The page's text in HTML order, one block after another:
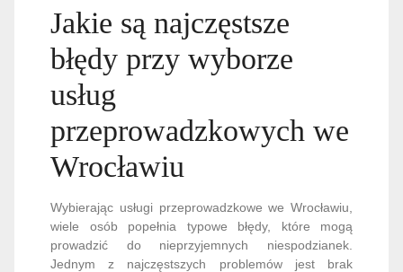
Jakie są najczęstsze
błędy przy wyborze
usług
przeprowadzkowych we
Wrocławiu
Wybierając usługi przeprowadzkowe we Wrocławiu,
wiele osób popełnia typowe błędy, które mogą
prowadzić do nieprzyjemnych niespodzianek.
Jednym z najczęstszych problemów jest brak